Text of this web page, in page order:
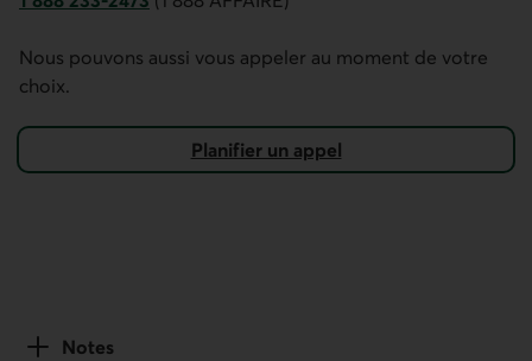
Nous pouvons aussi vous appeler au moment de votre
choix.
Planifier un appel
Notes